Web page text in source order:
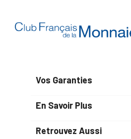
Vos Garanties
En Savoir Plus
Retrouvez Aussi